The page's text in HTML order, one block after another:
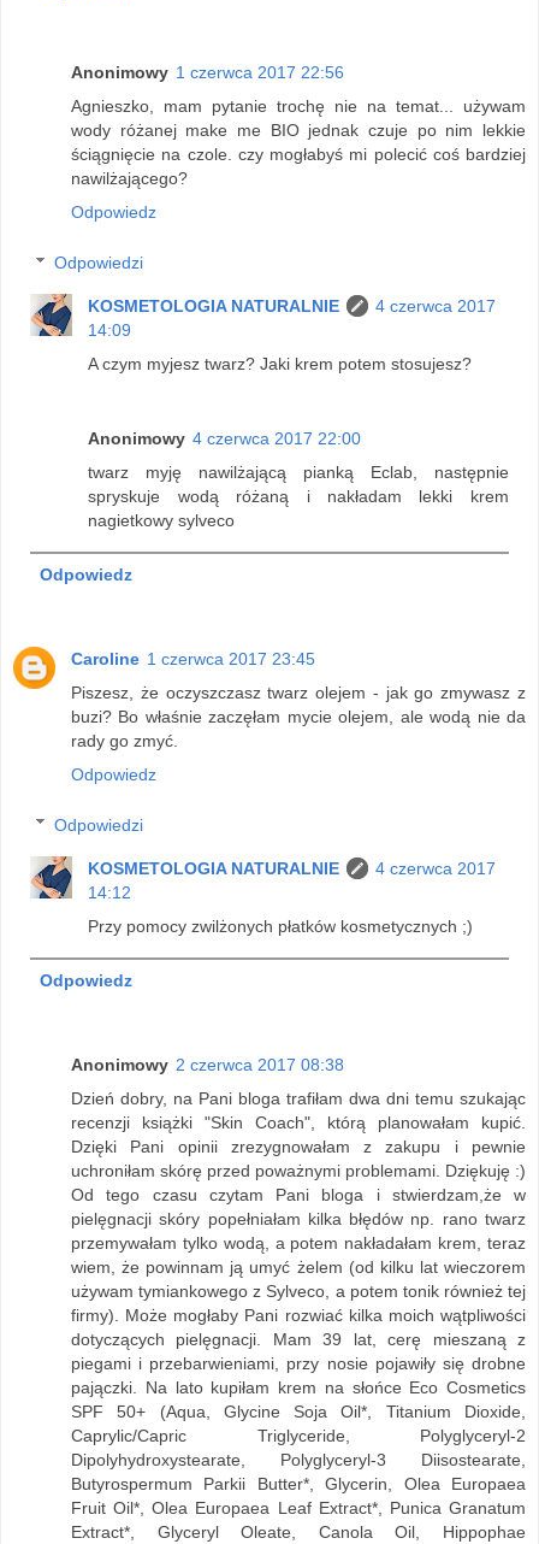
Anonimowy 1 czerwca 2017 22:56
Agnieszko, mam pytanie trochę nie na temat... używam
wody różanej make me BIO jednak czuje po nim lekkie
ściągnięcie na czole. czy mogłabyś mi polecić coś bardziej
nawilżającego?
Odpowiedz
Odpowiedzi
KOSMETOLOGIA NATURALNIE
4 czerwca 2017
14:09
A czym myjesz twarz? Jaki krem potem stosujesz?
Anonimowy 4 czerwca 2017 22:00
twarz myję nawilżającą pianką Eclab, następnie
spryskuje wodą różaną i nakładam lekki krem
nagietkowy sylveco
Odpowiedz
Caroline 1 czerwca 2017 23:45
Piszesz, że oczyszczasz twarz olejem - jak go zmywasz z
buzi? Bo właśnie zaczęłam mycie olejem, ale wodą nie da
rady go zmyć.
Odpowiedz
Odpowiedzi
KOSMETOLOGIA NATURALNIE
4 czerwca 2017
14:12
Przy pomocy zwilżonych płatków kosmetycznych ;)
Odpowiedz
Anonimowy 2 czerwca 2017 08:38
Dzień dobry, na Pani bloga trafiłam dwa dni temu szukając
recenzji książki "Skin Coach", którą planowałam kupić.
Dzięki Pani opinii zrezygnowałam z zakupu i pewnie
uchroniłam skórę przed poważnymi problemami. Dziękuję :)
Od tego czasu czytam Pani bloga i stwierdzam,że w
pielęgnacji skóry popełniałam kilka błędów np. rano twarz
przemywałam tylko wodą, a potem nakładałam krem, teraz
wiem, że powinnam ją umyć żelem (od kilku lat wieczorem
używam tymiankowego z Sylveco, a potem tonik również tej
firmy). Może mogłaby Pani rozwiać kilka moich wątpliwości
dotyczących pielęgnacji. Mam 39 lat, cerę mieszaną z
piegami i przebarwieniami, przy nosie pojawiły się drobne
pajączki. Na lato kupiłam krem na słońce Eco Cosmetics
SPF 50+ (Aqua, Glycine Soja Oil*, Titanium Dioxide,
Caprylic/Capric Triglyceride, Polyglyceryl-2
Dipolyhydroxystearate, Polyglyceryl-3 Diisostearate,
Butyrospermum Parkii Butter*, Glycerin, Olea Europaea
Fruit Oil*, Olea Europaea Leaf Extract*, Punica Granatum
Extract*, Glyceryl Oleate, Canola Oil, Hippophae